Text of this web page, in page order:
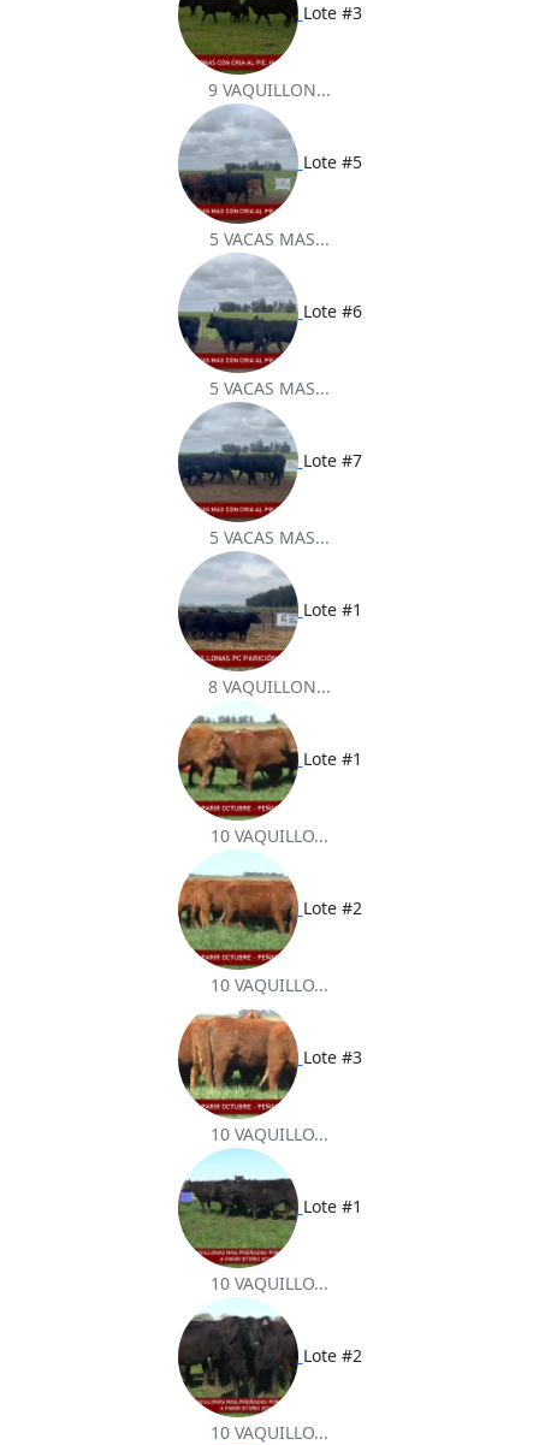
Lote #3
9 VAQUILLON...
Lote #5
5 VACAS MAS...
Lote #6
5 VACAS MAS...
Lote #7
5 VACAS MAS...
Lote #1
8 VAQUILLON...
Lote #1
10 VAQUILLO...
Lote #2
10 VAQUILLO...
Lote #3
10 VAQUILLO...
Lote #1
10 VAQUILLO...
Lote #2
10 VAQUILLO...